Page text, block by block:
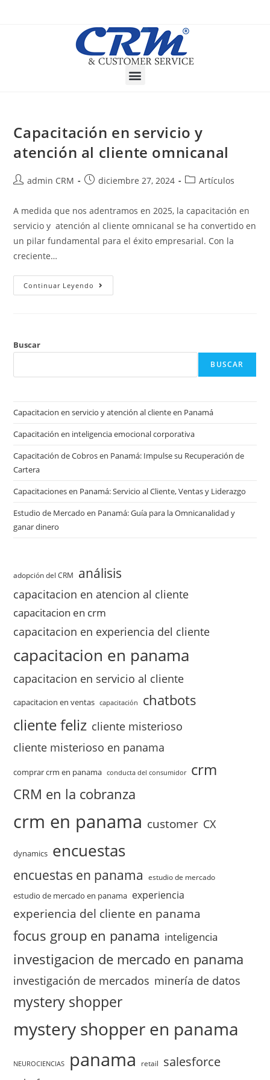
Capacitación en servicio y
atención al cliente omnicanal
admin CRM diciembre 27, 2024 Artículos
A medida que nos adentramos en 2025, la capacitación en
servicio y atención al cliente omnicanal se ha convertido en
un pilar fundamental para el éxito empresarial. Con la
creciente…
Continuar Leyendo
Buscar
BUSCAR
Capacitacion en servicio y atención al cliente en Panamá
Capacitación en inteligencia emocional corporativa
Capacitación de Cobros en Panamá: Impulse su Recuperación de
Cartera
Capacitaciones en Panamá: Servicio al Cliente, Ventas y Liderazgo
Estudio de Mercado en Panamá: Guía para la Omnicanalidad y
ganar dinero
adopción del CRM análisis
capacitacion en atencion al cliente
capacitacion en crm
capacitacion en experiencia del cliente
capacitacion en panama
capacitacion en servicio al cliente
capacitacion en ventas capacitación chatbots
cliente feliz cliente misterioso
cliente misterioso en panama
comprar crm en panama conducta del consumidor crm
CRM en la cobranza
crm en panama customer CX
dynamics encuestas
encuestas en panama estudio de mercado
estudio de mercado en panama experiencia
experiencia del cliente en panama
focus group en panama inteligencia
investigacion de mercado en panama
investigación de mercados minería de datos
mystery shopper
mystery shopper en panama
NEUROCIENCIAS panama retail salesforce